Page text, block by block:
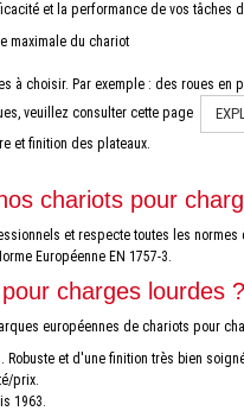
et la performance de vos
maximale du chariot
à choisir. Par exemple : des roues
veuillez consulter cette page
et finition des plateaux.
chariots pour
et respecte toutes les
Européenne EN 1757-3.
charges lourdes ?
européennes de chariots pour
et d'une finition très bien
prix.
1963.